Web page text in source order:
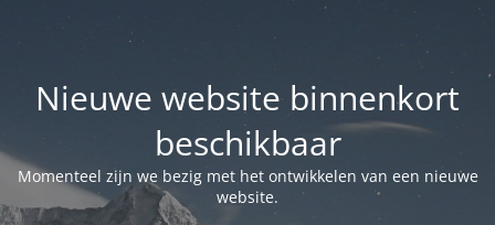
Nieuwe website binnenkort
beschikbaar
Momenteel zijn we bezig met het ontwikkelen van een nieuwe
website.